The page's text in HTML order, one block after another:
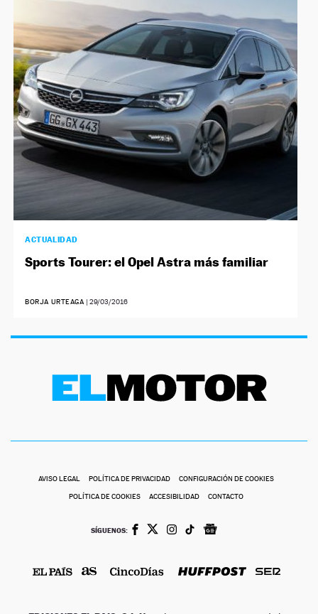
ACTUALIDAD
Sports Tourer: el Opel Astra más familiar
BORJA URTEAGA | 29/03/2016
AVISO LEGAL POLÍTICA DE PRIVACIDAD CONFIGURACIÓN DE COOKIES
POLÍTICA DE COOKIES ACCESIBILIDAD CONTACTO
SÍGUENOS: